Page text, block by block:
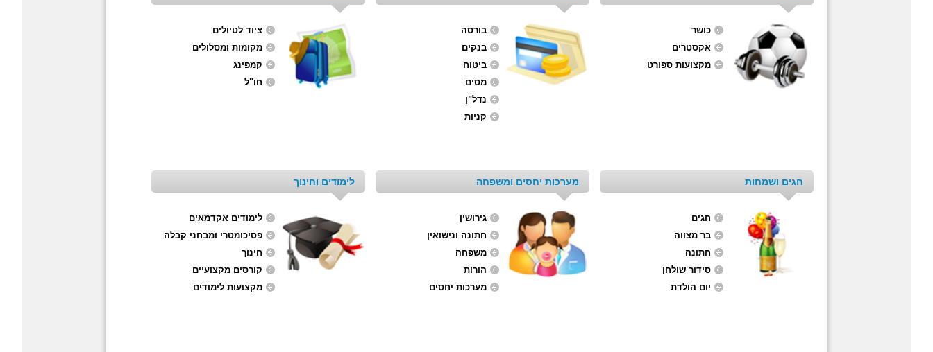
כושר
אקסטרים
מקצועות ספורט
בורסה
בנקים
ביטוח
מסים
נדל"ן
קניות
ציוד לטיולים
מקומות ומסלולים
קמפינג
חו"ל
חגים ושמחות
חגים
בר מצווה
חתונה
סידור שולחן
יום הולדת
מערכות יחסים ומשפחה
גירושין
חתונה ונישואין
משפחה
הורות
מערכות יחסים
לימודים וחינוך
לימודים אקדמאים
פסיכומטרי ומבחני קבלה
חינוך
קורסים מקצועיים
מקצועות לימודים